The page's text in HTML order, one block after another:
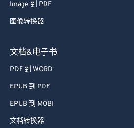
Image 到 PDF
图像转换器
文档&电子书
PDF 到 WORD
EPUB 到 PDF
EPUB 到 MOBI
文档转换器